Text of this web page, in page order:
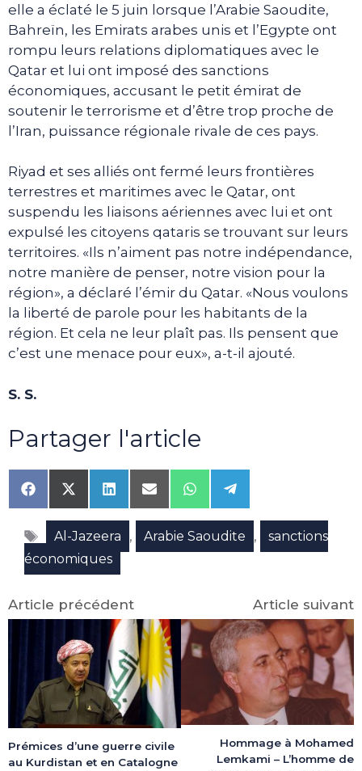
elle a éclaté le 5 juin lorsque l’Arabie Saoudite,
Bahreïn, les Emirats arabes unis et l’Egypte ont
rompu leurs relations diplomatiques avec le
Qatar et lui ont imposé des sanctions
économiques, accusant le petit émirat de
soutenir le terrorisme et d’être trop proche de
l’Iran, puissance régionale rivale de ces pays.
Riyad et ses alliés ont fermé leurs frontières
terrestres et maritimes avec le Qatar, ont
suspendu les liaisons aériennes avec lui et ont
expulsé les citoyens qataris se trouvant sur leurs
territoires. «Ils n’aiment pas notre indépendance,
notre manière de penser, notre vision pour la
région», a déclaré l’émir du Qatar. «Nous voulons
la liberté de parole pour les habitants de la
région. Et cela ne leur plaît pas. Ils pensent que
c’est une menace pour eux», a-t-il ajouté.
S. S.
Partager l'article
Share
on
Facebook
Share
on
X
(Twitter)
Share
on
LinkedIn
Share
on
Email
Share
on
WhatsApp
Share
on
Telegram
Étiquettes
Al-Jazeera , Arabie Saoudite ,
sanctions
économiques
Article précédent
Prémices d’une guerre civile
au Kurdistan et en Catalogne
Article suivant
Hommage à Mohamed
Lemkami – L’homme de